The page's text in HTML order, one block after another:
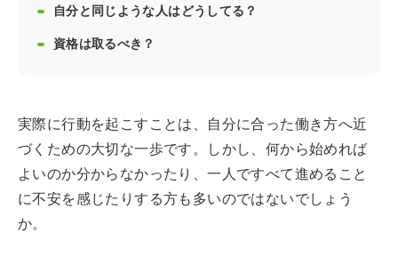
自分と同じような人はどうしてる？
資格は取るべき？
実際に行動を起こすことは、自分に合った働き方へ近
づくための大切な一歩です。しかし、何から始めれば
よいのか分からなかったり、一人ですべて進めること
に不安を感じたりする方も多いのではないでしょう
か。